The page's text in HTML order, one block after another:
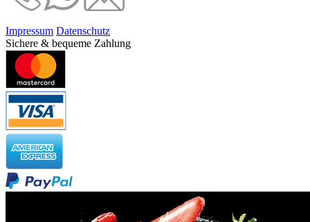
Impressum Datenschutz
Sichere & bequeme Zahlung